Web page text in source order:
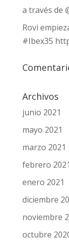
a través de
Rovi
#Ibex35
Archivos
junio 2021
mayo 2021
marzo 2021
febrero 2021
enero 2021
diciembre
noviembre
octubre